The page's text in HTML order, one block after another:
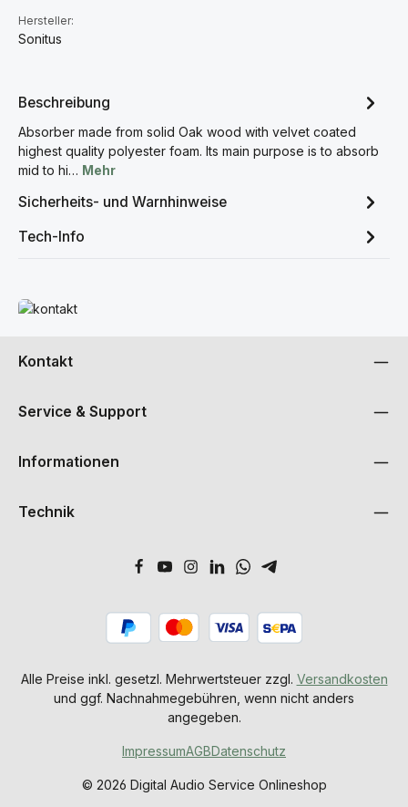
Hersteller:
Sonitus
Beschreibung
Absorber made from solid Oak wood with velvet coated
highest quality polyester foam. Its main purpose is to absorb
mid to hi… Mehr
Sicherheits- und Warnhinweise
Tech-Info
Mehr erfahren
Kontakt
Service & Support
Informationen
Technik
Alle Preise inkl. gesetzl. Mehrwertsteuer zzgl. Versandkosten
und ggf. Nachnahmegebühren, wenn nicht anders
angegeben.
© 2026 Digital Audio Service Onlineshop
ImpressumAGBDatenschutz